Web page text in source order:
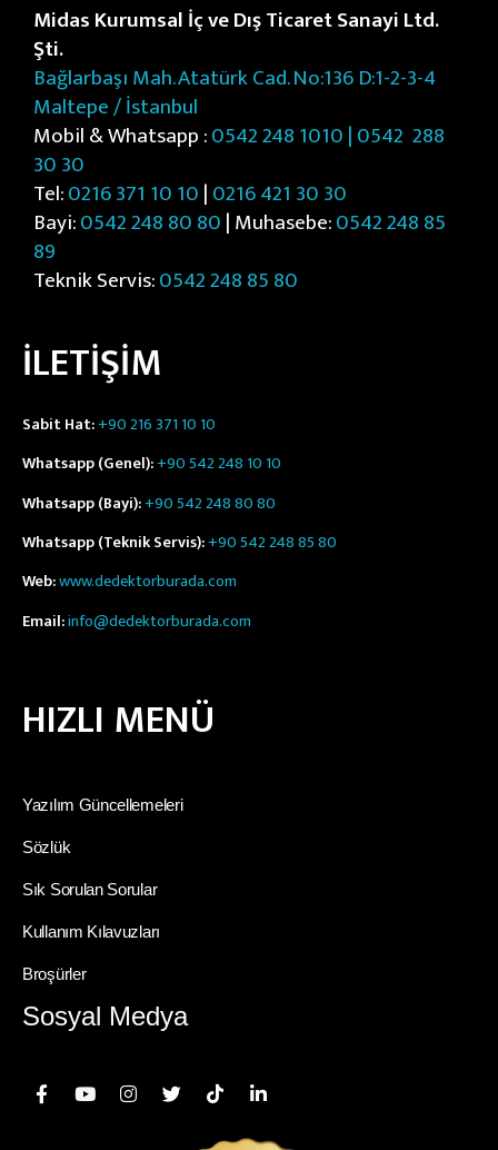
Midas Kurumsal İç ve Dış Ticaret Sanayi Ltd.
Şti.
Bağlarbaşı Mah. Atatürk Cad. No:136 D:1-2-3-4
Maltepe / İstanbul
Mobil & Whatsapp :0542 248 1010 | 0542 288
30 30
Tel:0216 371 10 10|0216 421 30 30
Bayi:0542 248 80 80| Muhasebe:0542 248 85
89
Teknik Servis:0542 248 85 80
İLETİŞİM
Sabit Hat:+90 216 371 10 10
Whatsapp (Genel):+90 542 248 10 10
Whatsapp (Bayi):+90 542 248 80 80
Whatsapp (Teknik Servis):+90 542 248 85 80
Web:www.dedektorburada.com
Email:info@dedektorburada.com
HIZLI MENÜ
Yazılım Güncellemeleri
Sözlük
Sık Sorulan Sorular
Kullanım Kılavuzları
Broşürler
Sosyal Medya